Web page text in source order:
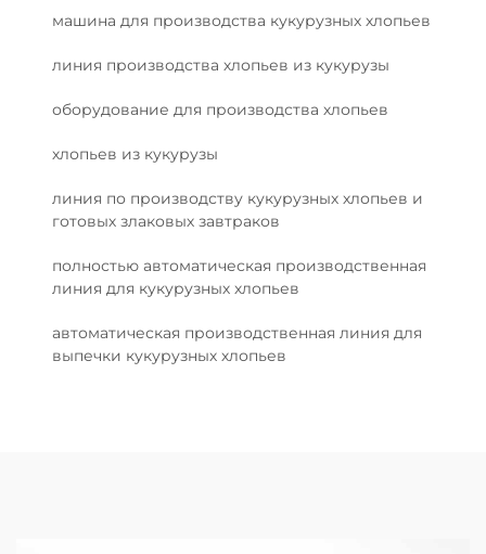
машина для производства кукурузных хлопьев
линия производства хлопьев из кукурузы
оборудование для производства хлопьев
хлопьев из кукурузы
линия по производству кукурузных хлопьев и
готовых злаковых завтраков
полностью автоматическая производственная
линия для кукурузных хлопьев
автоматическая производственная линия для
выпечки кукурузных хлопьев